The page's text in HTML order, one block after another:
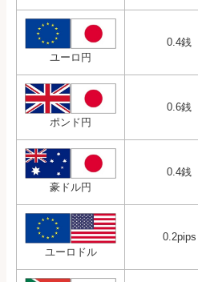
ユーロ円
0.4銭
ポンド円
0.6銭
豪ドル円
0.4銭
ユーロドル
0.2pips